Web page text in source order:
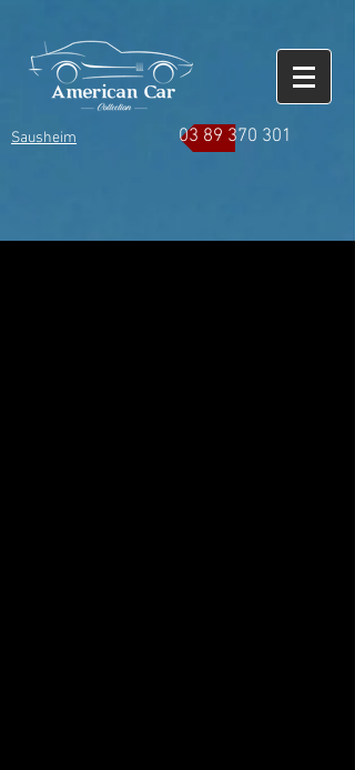
Sausheim 03 89 370 301